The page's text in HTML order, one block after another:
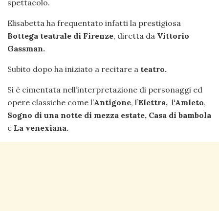
spettacolo.
Elisabetta ha frequentato infatti la prestigiosa
Bottega teatrale di Firenze, diretta da Vittorio
Gassman.
Subito dopo ha iniziato a recitare a teatro.
Si è cimentata nell’interpretazione di personaggi ed
opere classiche come l’Antigone, l’Elettra, l‘Amleto,
Sogno di una notte di mezza estate, Casa di bambola
e La venexiana.